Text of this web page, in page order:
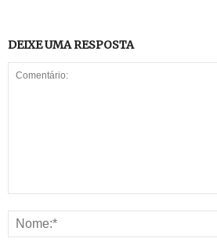
DEIXE UMA RESPOSTA